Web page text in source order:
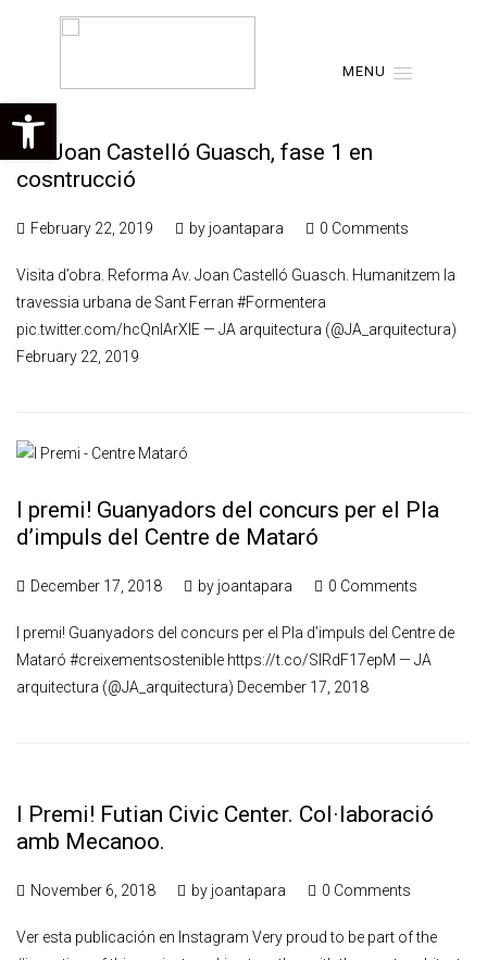
Open toolbar
MENU
Av. Joan Castelló Guasch, fase 1 en
cosntrucció
February 22, 2019 by joantapara 0 Comments
Visita d’obra. Reforma Av. Joan Castelló Guasch. Humanitzem la
travessia urbana de Sant Ferran #Formentera
pic.twitter.com/hcQnlArXlE — JA arquitectura (@JA_arquitectura)
February 22, 2019
I premi! Guanyadors del concurs per el Pla
d’impuls del Centre de Mataró
December 17, 2018 by joantapara 0 Comments
I premi! Guanyadors del concurs per el Pla d’impuls del Centre de
Mataró #creixementsostenible https://t.co/SIRdF17epM — JA
arquitectura (@JA_arquitectura) December 17, 2018
I Premi! Futian Civic Center. Col·laboració
amb Mecanoo.
November 6, 2018 by joantapara 0 Comments
Ver esta publicación en Instagram Very proud to be part of the